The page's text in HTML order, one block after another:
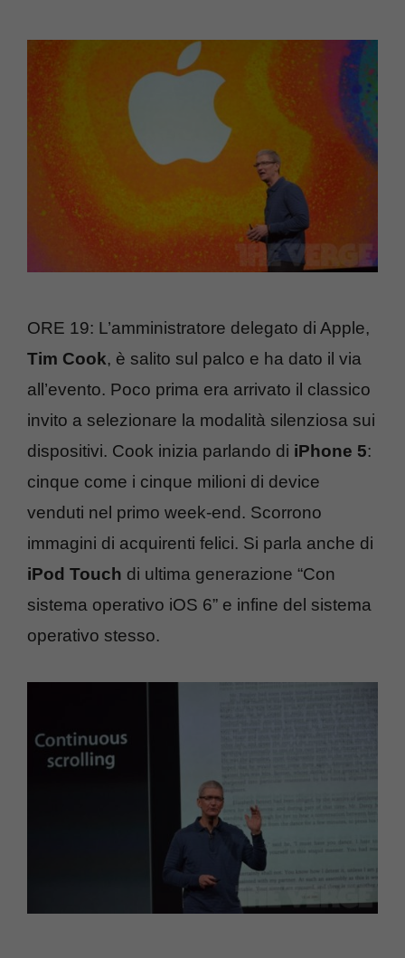
ORE 19: L’amministratore delegato di Apple,
Tim Cook, è salito sul palco e ha dato il via
all’evento. Poco prima era arrivato il classico
invito a selezionare la modalità silenziosa sui
dispositivi. Cook inizia parlando di iPhone 5:
cinque come i cinque milioni di device
venduti nel primo week-end. Scorrono
immagini di acquirenti felici. Si parla anche di
iPod Touch di ultima generazione “Con
sistema operativo iOS 6” e infine del sistema
operativo stesso.